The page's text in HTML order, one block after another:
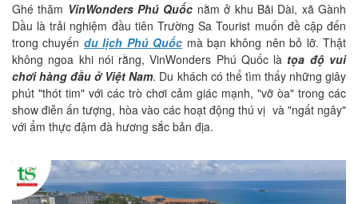
Ghé thăm VinWonders Phú Quốc nằm ở khu Bãi Dài, xã Gành
Dầu là trải nghiệm đầu tiên Trường Sa Tourist muốn đề cập đến
trong chuyến du lịch Phú Quốc mà bạn không nên bỏ lỡ. Thật
không ngoa khi nói rằng, VinWonders Phú Quốc là tọa độ vui
chơi hàng đầu ở Việt Nam. Du khách có thể tìm thấy những giây
phút "thót tim" với các trò chơi cảm giác mạnh, "vỡ òa" trong các
show điễn ấn tượng, hòa vào các hoạt động thú vị và "ngất ngây"
với ẩm thực đậm đà hương sắc bản địa.